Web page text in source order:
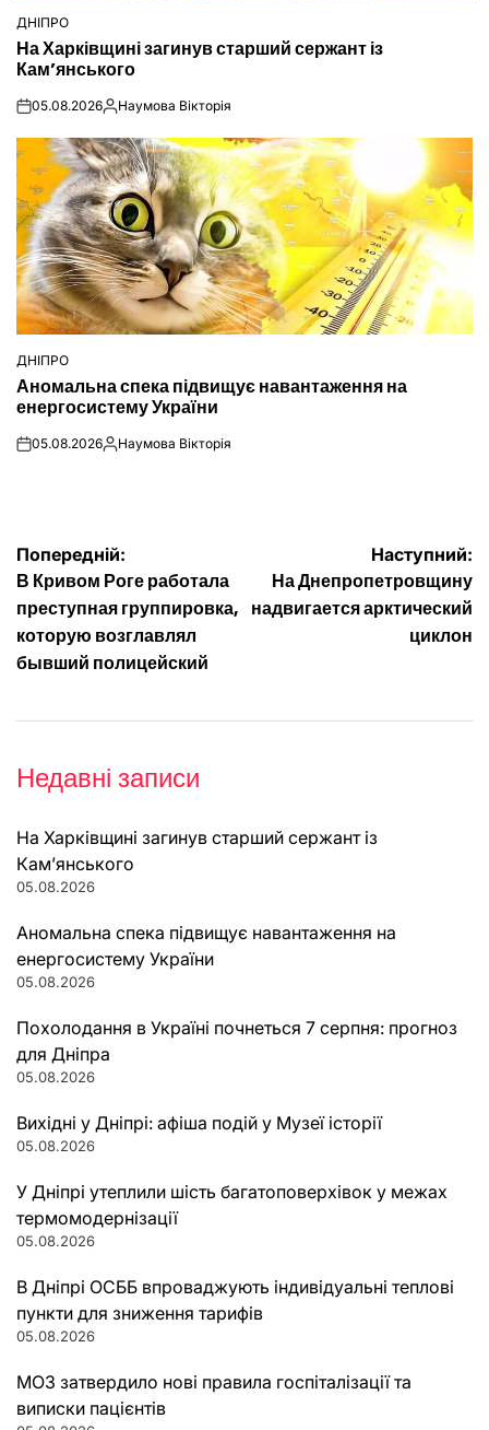
ОПУБЛІКУВАТИ
У
ДНІПРО
На Харківщині загинув старший сержант із
Кам’янського
on05.08.2026Опубліковано
Наумова Вікторія
ОПУБЛІКУВАТИ
У
ДНІПРО
Аномальна спека підвищує навантаження на
енергосистему України
on05.08.2026Опубліковано
Наумова Вікторія
Навігація
записів
Попередній:
В Кривом Роге работала
преступная группировка,
которую возглавлял
бывший полицейский
Наступний:
На Днепропетровщину
надвигается арктический
циклон
Недавні записи
На Харківщині загинув старший сержант із
Кам’янського
05.08.2026
Аномальна спека підвищує навантаження на
енергосистему України
05.08.2026
Похолодання в Україні почнеться 7 серпня: прогноз
для Дніпра
05.08.2026
Вихідні у Дніпрі: афіша подій у Музеї історії
05.08.2026
У Дніпрі утеплили шість багатоповерхівок у межах
термомодернізації
05.08.2026
В Дніпрі ОСББ впроваджують індивідуальні теплові
пункти для зниження тарифів
05.08.2026
МОЗ затвердило нові правила госпіталізації та
виписки пацієнтів